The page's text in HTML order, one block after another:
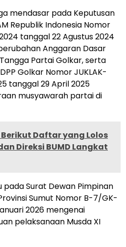
mendasar pada Keputusan
Republik Indonesia Nomor
2024 tanggal 22 Agustus 2024
Anggaran Dasar
Partai Golkar, serta
Golkar Nomor JUKLAK-
tanggal 29 April 2025
musyawarah partai di
Daftar yang Lolos
Direksi BUMD Langkat
pada Surat Dewan Pimpinan
Sumut Nomor B-7/GK-
2026 mengenai
pelaksanaan Musda XI